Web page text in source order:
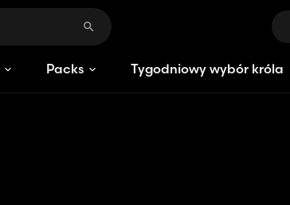
Packs Tygodniowy wybór króla